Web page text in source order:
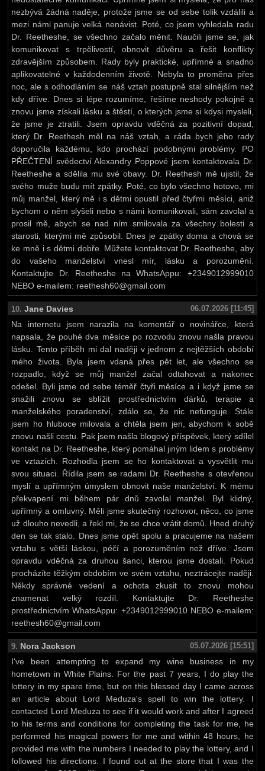
nezbývá žádná naděje, protože jsme se od sebe tolik vzdálili a
mezi námi panuje velká nenávist. Poté, co jsem vyhledala radu
Dr. Reetheshe, se všechno začalo měnit. Naučili jsme se, jak
komunikovat s trpělivostí, obnovit důvěru a řešit konflikty
zdravějším způsobem. Rady byly praktické, upřímné a snadno
aplikovatelné v každodenním životě. Nebyla to proměna přes
noc, ale s odhodláním se náš vztah postupně stal silnějším než
kdy dříve. Dnes si lépe rozumíme, řešíme neshody pokojně a
znovu jsme získali lásku a štěstí, o kterých jsme si kdysi mysleli,
že jsme je ztratili. Jsem opravdu vděčná za pozitivní dopad,
který Dr. Reethesh měl na náš vztah, a ráda bych jeho rady
doporučila každému, kdo prochází podobnými problémy. PO
PŘEČTENÍ svědectví Alexandry Poppové jsem kontaktovala Dr.
Reetheshe a sdělila mu své obavy. Dr. Reethesh mě ujistil, že
svého muže budu mít zpátky. Poté, co bylo všechno hotovo, mi
můj manžel, který mě i s dětmi opustil před čtyřmi měsíci, aniž
bychom o něm slyšeli nebo s námi komunikovali, sám zavolal a
prosil mě, abych se nad ním smilovala za všechny bolesti a
starosti, kterými mě způsobil. Dnes je zpátky doma a chová se
ke mně i s dětmi dobře. Můžete kontaktovat Dr. Reetheshe, aby
do vašeho manželství vnesl mír, lásku a porozumění.
Kontaktujte Dr. Reetheshe na WhatsAppu: +2349012999010
NEBO e-mailem: reethesh60@gmail.com
10. Jane Davies
06.07.2026 [11:45]
Na internetu jsem narazila na komentář o novinářce, která
napsala, že pouhé dva měsíce po rozvodu znovu našla pravou
lásku. Tento příběh mi dal naději v jednom z nejtěžších období
mého života. Byla jsem vdaná přes pět let, ale všechno se
rozpadlo, když se můj manžel začal odtahovat a nakonec
odešel. Byli jsme od sebe téměř čtyři měsíce a i když jsme se
snažili znovu se sblížit prostřednictvím dárků, terapie a
manželského poradenství, zdálo se, že nic nefunguje. Stále
jsem ho hluboce milovala a chtěla jsem jen, abychom k sobě
znovu našli cestu. Pak jsem našla blogový příspěvek, který sdílel
kontakt na Dr. Reetheshe, který pomáhal jiným lidem s problémy
ve vztazích. Rozhodla jsem se ho kontaktovat a vysvětlit mu
svou situaci. Řídila jsem se radami Dr. Reetheshe s otevřenou
myslí a upřímným úmyslem obnovit naše manželství. K mému
překvapení mi během pár dnů zavolal manžel. Byl klidný,
upřímný a omluvný. Měli jsme skutečný rozhovor, něco, co jsme
už dlouho nevedli, a řekl mi, že se chce vrátit domů. Hned druhý
den se tak stalo. Dnes jsme opět spolu a pracujeme na našem
vztahu s větší láskou, péčí a porozuměním než dříve. Jsem
opravdu vděčná za druhou šanci, kterou jsme dostali. Pokud
procházíte těžkým obdobím ve svém vztahu, neztrácejte naději.
Někdy správné vedení a ochota zkusit to znovu mohou
znamenat velký rozdíl. Kontaktujte Dr. Reetheshe
prostřednictvím WhatsAppu: +2349012999010 NEBO e-mailem:
reethesh60@gmail.com
9. Nora Jackson
05.07.2026 [15:51]
I've been attempting to expand my wine business in my
hometown in White Plains. For the past 7 years, I do play the
lottery in my spare time, but on this blessed day I came across
an article about Lord Meduza's spell to win the lottery. I
contacted Lord Meduza to see if it would work and after I agreed
to his terms and conditions for completing the task for me, he
performed his magical powers for me and within 48 hours, he
provided me with the numbers I needed to play the lottery, and I
followed his directions. I found out at the store that I was the